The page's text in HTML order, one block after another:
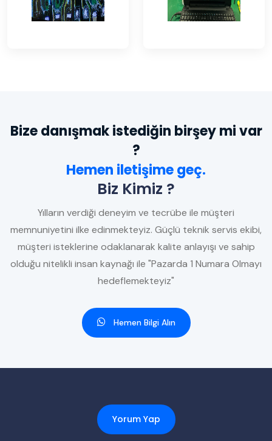
Bize danışmak istediğin birşey mi var
?
Hemen iletişime geç.
Biz Kimiz ?
Yılların verdiği deneyim ve tecrübe ile müşteri
memnuniyetini ilke edinmekteyiz. Güçlü teknik servis ekibi,
müşteri isteklerine odaklanarak kalite anlayışı ve sahip
olduğu nitelikli insan kaynağı ile "Pazarda 1 Numara Olmayı
hedeflemekteyiz"
Hemen Bilgi Alın
Yorum Yap